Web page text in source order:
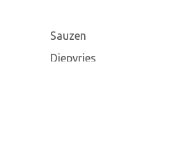
Sauzen
Diepvries